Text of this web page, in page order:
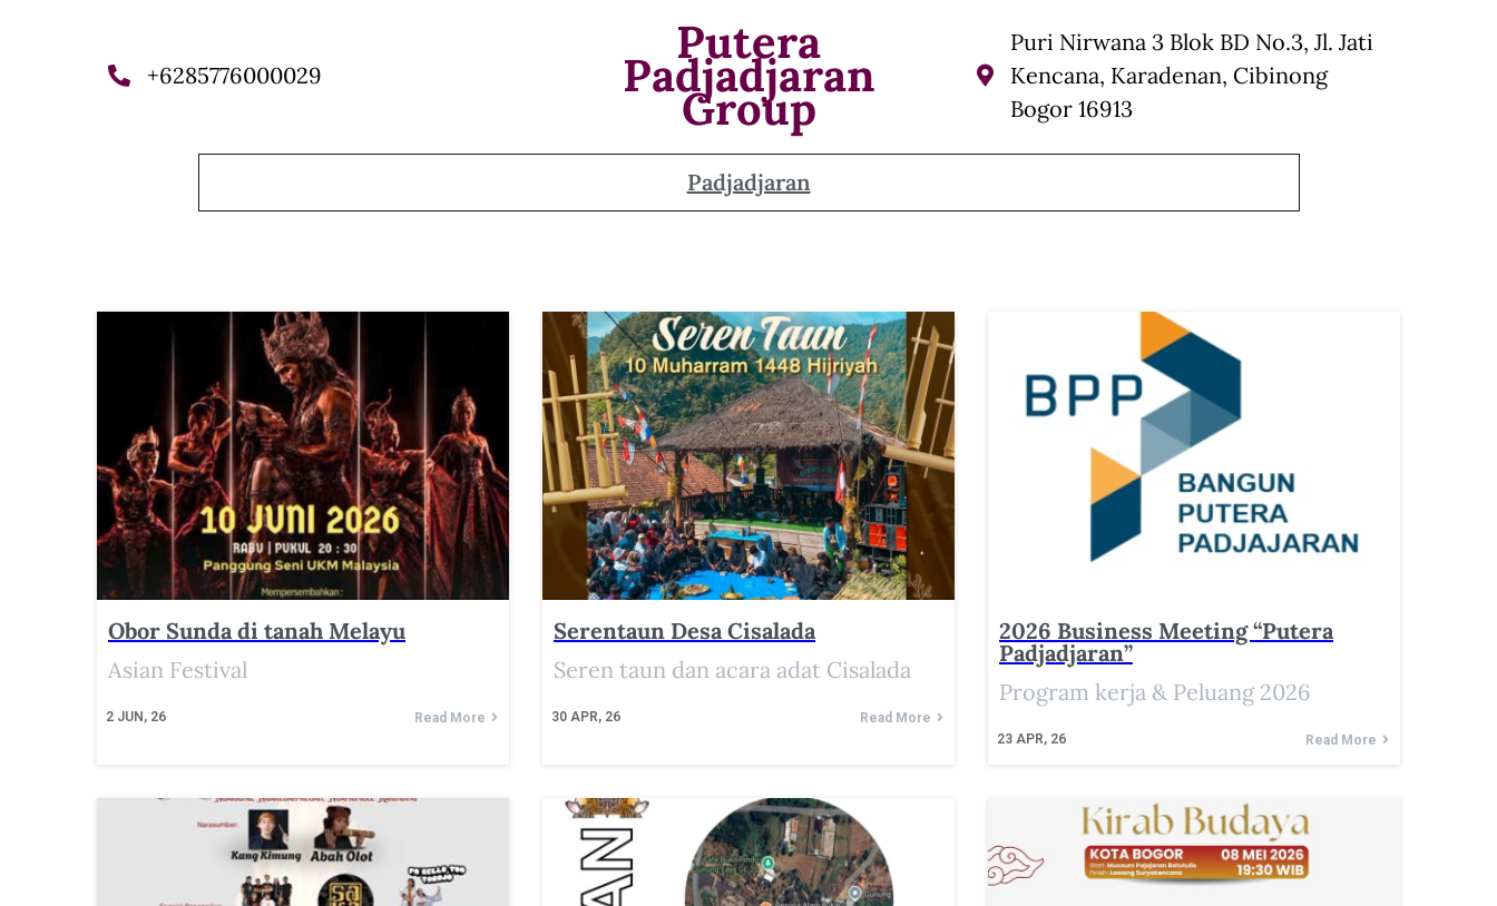
+6285776000029
Putera
Padjadjaran
Group
Puri Nirwana 3 Blok BD No.3, Jl. Jati
Kencana, Karadenan, Cibinong
Bogor 16913
Padjadjaran
Obor Sunda di tanah Melayu
2 JUN, 26
Asian Festival
Read More
Serentaun Desa Cisalada
30 APR, 26
Seren taun dan acara adat Cisalada
Read More
2026 Business Meeting “Putera
Padjadjaran”
23 APR, 26
Program kerja & Peluang 2026
Read More